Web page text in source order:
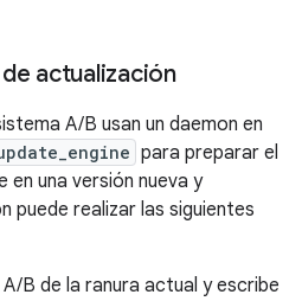
actualización
A/B usan un daemon en
para preparar el
en una versión nueva y
puede realizar las siguientes
B de la ranura actual y escribe